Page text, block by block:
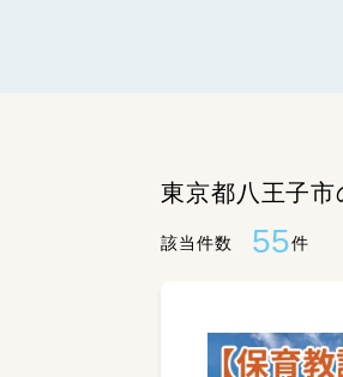
東京都八王子
該当件数 55件